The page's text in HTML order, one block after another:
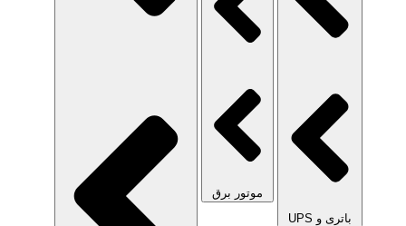
باتری و UPS
موتور برق